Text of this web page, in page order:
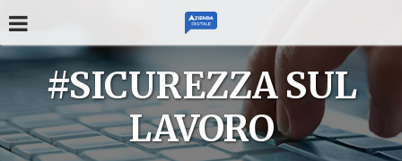
#SICUREZZA SUL
LAVORO